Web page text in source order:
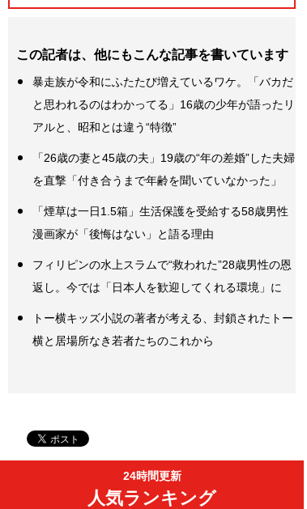
この記者は、他にもこんな記事を書いています
暴走族が令和にふたたび増えているワケ。「バカだ
と思われるのはわかってる」16歳の少年が語ったリ
アルと、昭和とは違う“特徴”
「26歳の妻と45歳の夫」19歳の“年の差婚”した夫婦
を直撃「付き合うまで年齢を聞いていなかった」
「煙草は一日1.5箱」生活保護を受給する58歳男性
漫画家が「後悔はない」と語る理由
フィリピンの水上スラムで“救われた”28歳男性の恩
返し。今では「日本人を歓迎してくれる環境」に
トー横キッズ小説の著者が考える、封鎖されたトー
横と居場所なき若者たちのこれから
24時間更新
人気ランキング